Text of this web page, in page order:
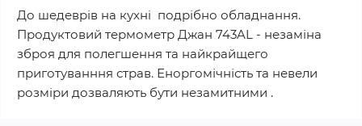
До шедеврів на кухні подрібно обладнання.
Продуктовий термометр Джан 743AL - незаміна
зброя для полегшення та найкрайщего
приготуванння страв. Еноргомічність та невели
розміри дозваляють бути незамитними .